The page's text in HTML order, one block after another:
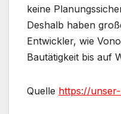
keine
Deshalb haben
Entwickler, wie
Bautätigkeit bis auf
Quelle https://